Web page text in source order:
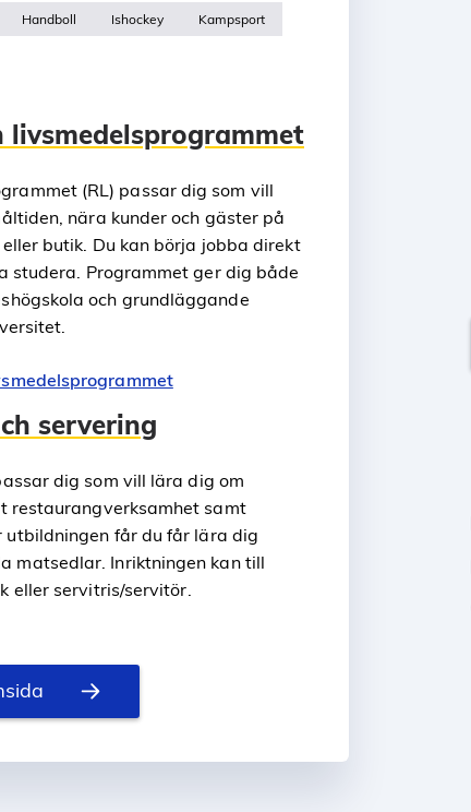
Handboll Ishockey Kampsport
livsmedelsprogrammet
(RL) passar dig som vill
nära kunder och gäster på
butik. Du kan börja jobba direkt
Programmet ger dig både
och grundläggande
servering
dig som vill lära dig om
restaurangverksamhet samt
utbildningen får du får lära dig
matsedlar. Inriktningen kan till
eller servitris/servitör.